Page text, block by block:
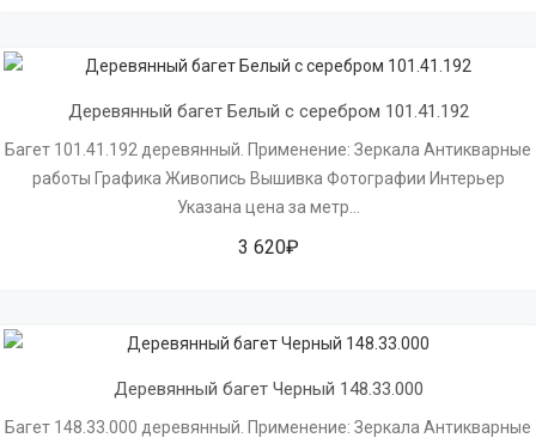
Деревянный багет Белый с серебром 101.41.192
Багет 101.41.192 деревянный. Применение: Зеркала Антикварные
работы Графика Живопись Вышивка Фотографии Интерьер
Указана цена за метр...
3 620₽
Деревянный багет Черный 148.33.000
Багет 148.33.000 деревянный. Применение: Зеркала Антикварные